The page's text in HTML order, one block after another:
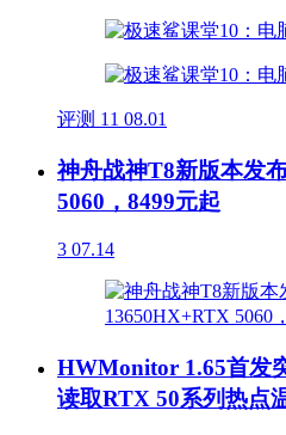
评测 11 08.01
神舟战神T8新版本发
5060，8499元起
3 07.14
HWMonitor 1.65首发
读取RTX 50系列热点